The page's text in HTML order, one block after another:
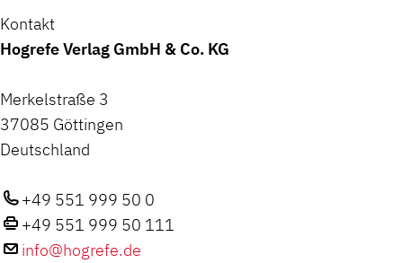
Kontakt
Hogrefe Verlag GmbH & Co. KG
Merkelstraße 3
37085 Göttingen
Deutschland
+49 551 999 50 0
+49 551 999 50 111
info@hogrefe.de